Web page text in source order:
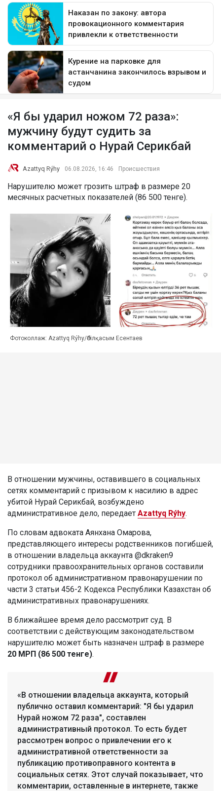
«Я бы ударил ножом 72 раза»:
мужчину будут судить за
комментарий о Нурай Серикбай
Azattyq Rýhy 06.08.2026, 16:46 Происшествия
Нарушителю может грозить штраф в размере 20
месячных расчетных показателей (86 500 тенге).
Фотоколлаж: Azattyq Rýhy/Әбілқасым Есентаев
В отношении мужчины, оставившего в социальных
сетях комментарий с призывом к насилию в адрес
убитой Нурай Серикбай, возбуждено
административное дело, передает Azattyq Rýhy.
По словам адвоката Аянхана Омарова,
представляющего интересы родственников погибшей,
в отношении владельца аккаунта @dkraken9
сотрудники правоохранительных органов составили
протокол об административном правонарушении по
части 3 статьи 456-2 Кодекса Республики Казахстан об
административных правонарушениях.
В ближайшее время дело рассмотрит суд. В
соответствии с действующим законодательством
нарушителю может быть назначен штраф в размере
20 МРП (86 500 тенге).
«В отношении владельца аккаунта, который
публично оставил комментарий: "Я бы ударил
Нурай ножом 72 раза", составлен
административный протокол. То есть будет
рассмотрен вопрос о привлечении его к
административной ответственности за
публикацию противоправного контента в
социальных сетях. Этот случай показывает, что
комментарии, оставленные в интернете, также